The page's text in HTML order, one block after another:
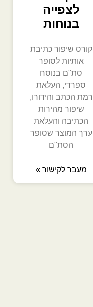
לצפייה
בנוחות
קורס שיפור כתיבת
אותיות לסופר
סת"ם בנוסח
ספרדי, העלאת
רמת הכתב והידורו,
שיפור מהירות
הכתיבה והעלאת
ערך המוצר שסופר
הסת"ם
מעבר לקישור »